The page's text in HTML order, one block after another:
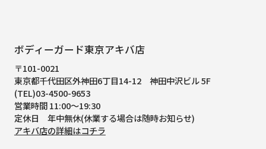
ボディーガード東京アキバ店
〒101-0021
東京都千代田区外神田6丁目14-12 神田中沢ビル 5F
(TEL)03-4500-9653
営業時間 11:00～19:30
定休日 年中無休(休業する場合は随時お知らせ)
アキバ店の詳細はコチラ